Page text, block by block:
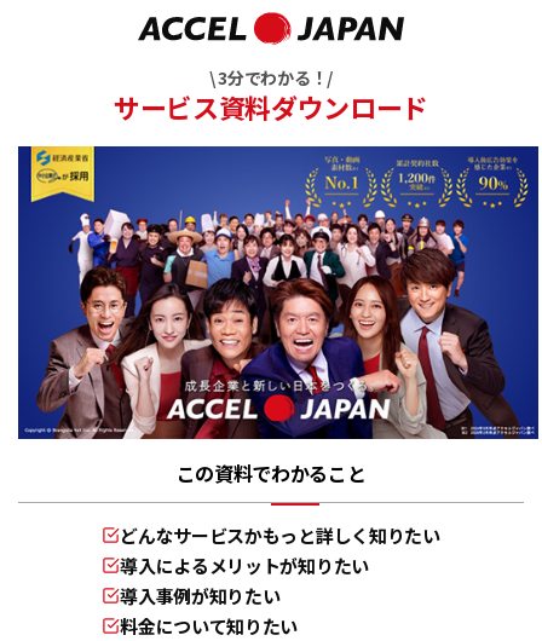
\ 3分でわかる！/
サービス資料ダウンロード
この資料でわかること
どんなサービスかもっと詳しく知りたい
導入によるメリットが知りたい
導入事例が知りたい
料金について知りたい